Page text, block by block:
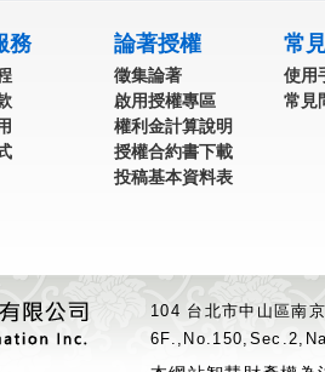
務 論著授權
徵集論著
啟用授權專區
權利金計算說明
授權合約書下載
投稿基本資料表
常
使用
常見
104 台北市中山區南